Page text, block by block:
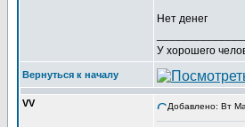
Нет денег
У хорошего
Вернуться к началу
VV Добавлено: Вт